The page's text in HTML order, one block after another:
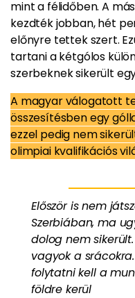
mint a félidőben. A
kezdték jobban, hét
előnyre tettek szert.
tartani a kétgólos
szerbeknek sikerült
A magyar válogatott
összesítésben egy
ezzel pedig nem
olimpiai kvalifikációs
Először is nem
Szerbiában, ma
dolog nem
vagyok a
folytatni kell a
földre kerül